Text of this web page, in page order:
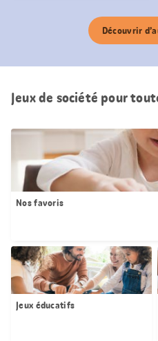
Découvrir
Jeux de société pour
Nos favoris
Jeux éducatifs